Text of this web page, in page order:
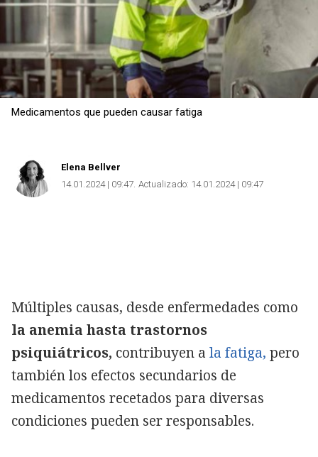
Medicamentos que pueden causar fatiga
Elena Bellver
14.01.2024 | 09:47 Actualizado: 14.01.2024 | 09:47
Múltiples causas, desde enfermedades como
la anemia hasta trastornos
psiquiátricos, contribuyen a la fatiga, pero
también los efectos secundarios de
medicamentos recetados para diversas
condiciones pueden ser responsables.